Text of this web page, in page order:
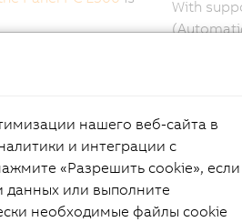
mounting
design
for a wide range
performance and
With
PC
нашего веб-сайта в
и интеграции с
«Разрешить cookie»,
данных или выполните
необходимые файлы cookie